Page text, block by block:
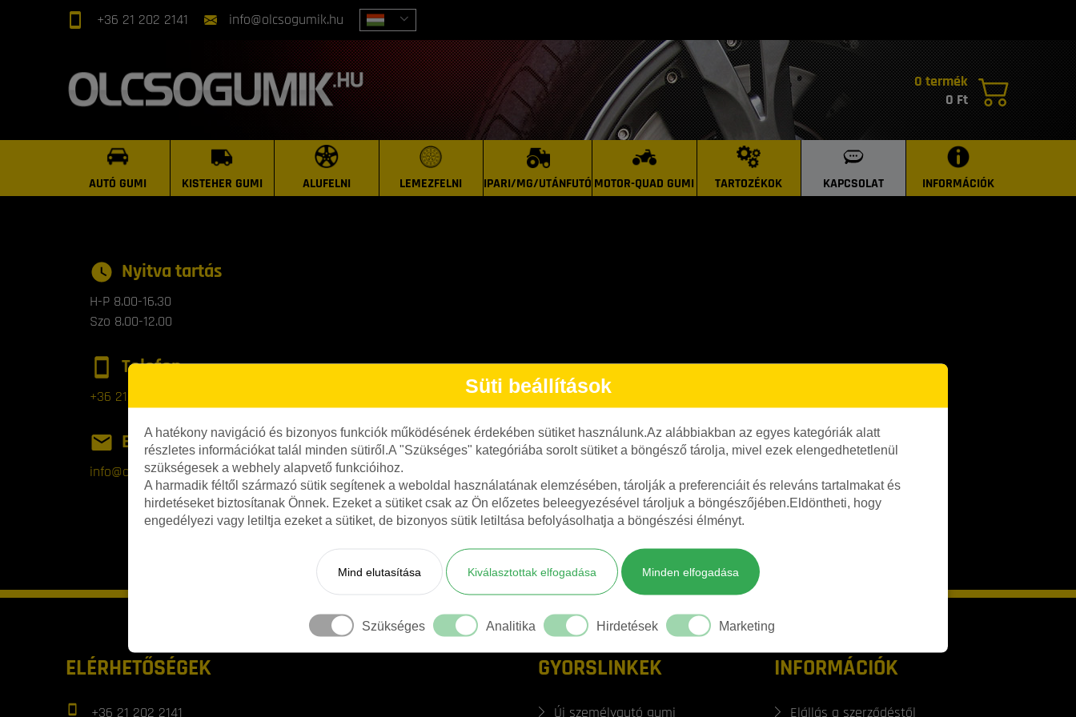
+36 21 202 2141 info@olcsogumik.hu
0 termék
0 Ft
AUTÓ GUMI KISTEHER GUMI ALUFELNI LEMEZFELNI IPARI/MG/UTÁNFUTÓ MOTOR-QUAD GUMI TARTOZÉKOK KAPCSOLAT INFORMÁCIÓK
Nyitva tartás
H-P 8.00-16.30
Szo 8.00-12.00
Telefon
+36 21 202 2141
E-mail
info@olcsogumik.hu
Süti beállítások
A hatékony navigáció és bizonyos funkciók működésének érdekében sütiket használunk.Az alábbiakban az egyes kategóriák alatt
részletes információkat talál minden sütiről.A "Szükséges" kategóriába sorolt sütiket a böngésző tárolja, mivel ezek elengedhetetlenül
szükségesek a webhely alapvető funkcióihoz.
A harmadik féltől származó sütik segítenek a weboldal használatának elemzésében, tárolják a preferenciáit és releváns tartalmakat és
hirdetéseket biztosítanak Önnek. Ezeket a sütiket csak az Ön előzetes beleegyezésével tároljuk a böngészőjében.Eldöntheti, hogy
engedélyezi vagy letiltja ezeket a sütiket, de bizonyos sütik letiltása befolyásolhatja a böngészési élményt.
Mind elutasítása Kiválasztottak elfogadása Minden elfogadása
Szükséges Analitika Hirdetések Marketing
ELÉRHETŐSÉGEK
+36 21 202 2141
GYORSLINKEK
Új személyautó gumi
INFORMÁCIÓK
Elállás a szerződéstől